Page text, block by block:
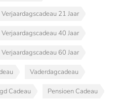
Verjaardagscadeau 21 Jaar
Verjaardagscadeau 40 Jaar
Verjaardagscadeau 60 Jaar
Vaderdagcadeau
Cadeau Pensioen Cadeau